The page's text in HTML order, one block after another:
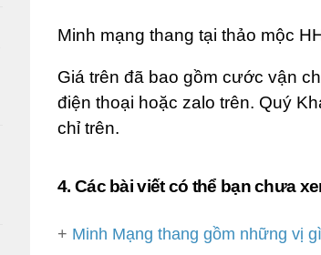
Minh mạng thang tại thảo mộc
Giá trên đã bao gồm cước vận
điện thoại hoặc zalo trên. Quý
chỉ trên.
4. Các bài viết có thể bạn chưa
+ Minh Mạng thang gồm những vị gì